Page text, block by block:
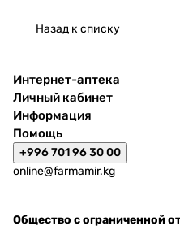
Назад к списку
Интернет-аптека
Личный кабинет
Информация
Помощь
+996 701 96 30 00
online@farmamir.kg
Общество с ограниченной